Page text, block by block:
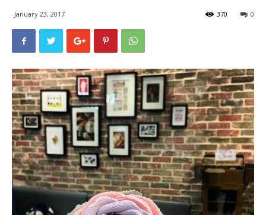
January 23, 2017 0
370